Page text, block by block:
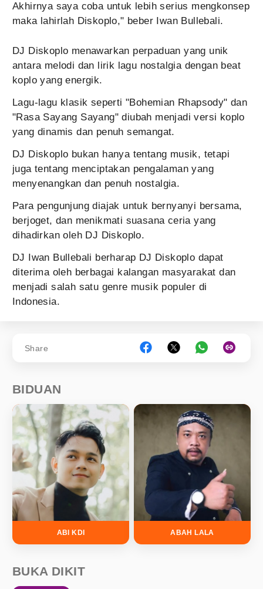
Akhirnya saya coba untuk lebih serius mengkonsep
maka lahirlah Diskoplo," beber Iwan Bullebali.
DJ Diskoplo menawarkan perpaduan yang unik
antara melodi dan lirik lagu nostalgia dengan beat
koplo yang energik.
Lagu-lagu klasik seperti "Bohemian Rhapsody" dan
"Rasa Sayang Sayang" diubah menjadi versi koplo
yang dinamis dan penuh semangat.
DJ Diskoplo bukan hanya tentang musik, tetapi
juga tentang menciptakan pengalaman yang
menyenangkan dan penuh nostalgia.
Para pengunjung diajak untuk bernyanyi bersama,
berjoget, dan menikmati suasana ceria yang
dihadirkan oleh DJ Diskoplo.
DJ Iwan Bullebali berharap DJ Diskoplo dapat
diterima oleh berbagai kalangan masyarakat dan
menjadi salah satu genre musik populer di
Indonesia.
Share
BIDUAN
ABI KDI ABAH LALA
BUKA DIKIT